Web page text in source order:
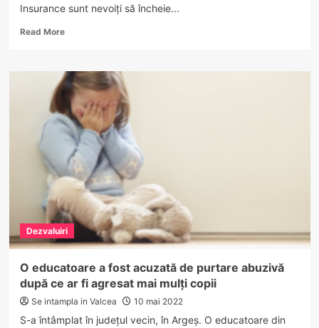
Insurance sunt nevoiți să încheie...
Read MoreRead
Atenție
la
asigurări.
Unele
nu
mai
sunt
valabile
de
joi…
Dezvaluiri
O educatoare a fost acuzată de purtare abuzivă
după ce ar fi agresat mai mulți copii
Se intampla in Valcea 10 mai 2022
S-a întâmplat în județul vecin, în Argeș. O educatoare din